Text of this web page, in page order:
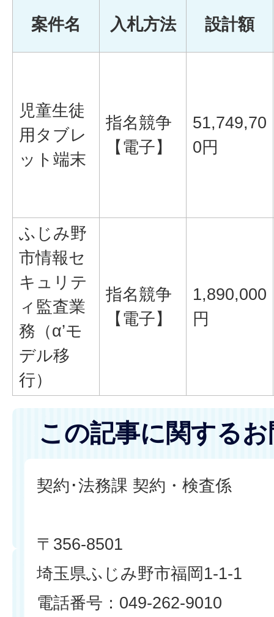
案件名 入札方法 設計額
児童生徒
用タブレ
ット端末
指名競争
【電子】
51,749,70
0円
ふじみ野
市情報セ
キュリテ
ィ監査業
務（α’モ
デル移
行）
指名競争
【電子】
1,890,000
円
この記事に関する
契約･法務課 契約・検査係
〒356-8501
埼玉県ふじみ野市福岡1-1-1
電話番号：049-262-9010